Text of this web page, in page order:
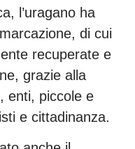
l’uragano ha
di cui
recuperate e
grazie alla
enti, piccole e
e cittadinanza.